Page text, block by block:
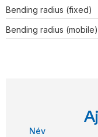
Bending radius (fixed)
Bending radius (mobile)
Név